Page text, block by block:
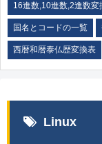
16進数,10進数,2進数変
国名とコードの一覧
西暦和暦泰仏歴変換表
Linux